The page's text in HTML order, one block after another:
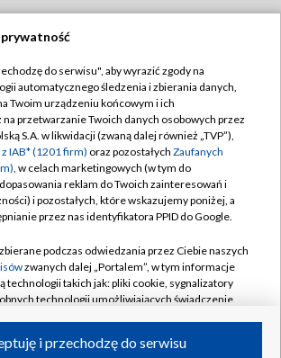
TVP
TVP
Cyfrowa
Regulamin TVP
Polityka prywatności
Moje zgody
Pomoc
Kontakt
Kanały
do serwisu", aby wyrazić zgody na
automatycznego śledzenia i zbierania danych,
Twoim urządzeniu końcowym i ich
przetwarzanie Twoich danych osobowych przez
S.A. w likwidacji (zwaną dalej również „TVP”),
IAB* (1201 firm) oraz pozostałych Zaufanych
, w celach marketingowych (w tym do
reklam do Twoich zainteresowań i
i pozostałych, które wskazujemy poniżej, a
przez nas identyfikatora PPID do Google.
podczas odwiedzania przez Ciebie naszych
zwanych dalej „Portalem”, w tym informacje
technologii takich jak: pliki cookie, sygnalizatory
technologii umożliwiających świadczenie
i przechodzę do serwisu